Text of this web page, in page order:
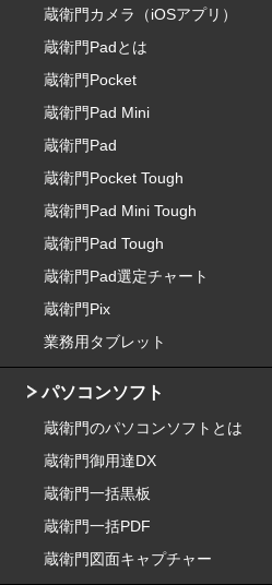
蔵衛門カメラ（iOSアプリ）
蔵衛門Padとは
蔵衛門Pocket
蔵衛門Pad Mini
蔵衛門Pad
蔵衛門Pocket Tough
蔵衛門Pad Mini Tough
蔵衛門Pad Tough
蔵衛門Pad選定チャート
蔵衛門Pix
業務用タブレット
パソコンソフト
蔵衛門のパソコンソフトとは
蔵衛門御用達DX
蔵衛門一括黒板
蔵衛門一括PDF
蔵衛門図面キャプチャー